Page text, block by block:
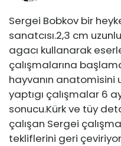
SAĞLIK ▽
SAĞLIK
GÜZELLİK
HAKKIMDA
İLETİŞİM
Sergei Bobkov bir
sanatcısı.2,3 cm
agacı kullanarak
çalışmalarına
hayvanın anatomisini
yaptıgı çalışmalar 6
sonucu.Kürk ve tüy
çalışan Sergei
tekliflerini geri